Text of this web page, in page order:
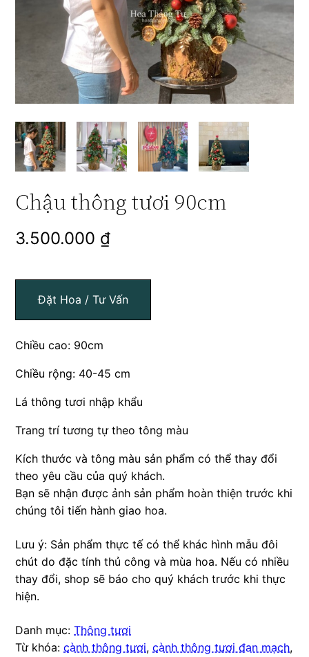
Chậu thông tươi 90cm
3.500.000 ₫
Đặt Hoa / Tư Vấn
Chiều cao: 90cm
Chiều rộng: 40-45 cm
Lá thông tươi nhập khẩu
Trang trí tương tự theo tông màu
Kích thước và tông màu sản phẩm có thể thay đổi
theo yêu cầu của quý khách.
Bạn sẽ nhận được ảnh sản phẩm hoàn thiện trước khi
chúng tôi tiến hành giao hoa.
Lưu ý: Sản phẩm thực tế có thể khác hình mẫu đôi
chút do đặc tính thủ công và mùa hoa. Nếu có nhiều
thay đổi, shop sẽ báo cho quý khách trước khi thực
hiện.
Danh mục:Thông tươi
Từ khóa:cành thông tươi,cành thông tươi đan mạch,